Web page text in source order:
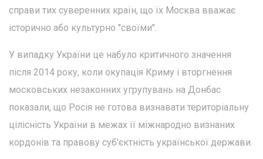
справи тих суверенних країн, що їх Москва вважає
історично або культурно "своїми".
У випадку України це набуло критичного значення
після 2014 року, коли окупація Криму і вторгнення
московських незаконних угрупувань на Донбас
показали, що Росія не готова визнавати територіальну
цілісність України в межах її міжнародно визнаних
кордонів та правову суб'єктність української держави.